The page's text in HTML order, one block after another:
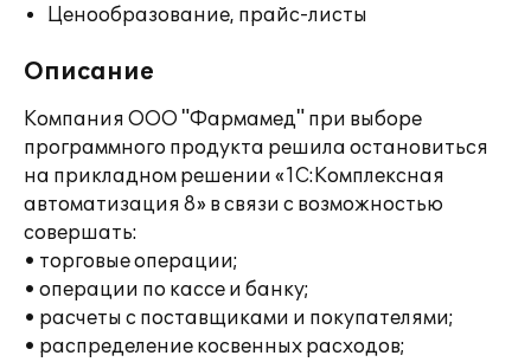
Ценообразование, прайс-листы
Описание
Компания ООО "Фармамед" при выборе
программного продукта решила остановиться
на прикладном решении «1С:Комплексная
автоматизация 8» в связи с возможностью
совершать:
• торговые операции;
• операции по кассе и банку;
• расчеты с поставщиками и покупателями;
• распределение косвенных расходов;